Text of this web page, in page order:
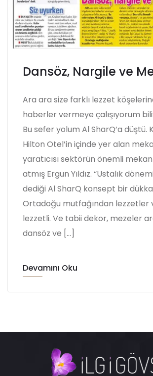
Dansöz, Nargile ve
Ara ara size farklı lezzet
haberler vermeye çalışıyorum
Bu sefer yolum Al SharQ’a düştü.
Hilton Otel’in içinde yer alan
yaratıcısı sektörün önemli
atmış Ergun Yıldız. “Ustalık
dediği Al SharQ konsept bir
Ortadoğu mutfağından lezzetler
lezzetli. Ve tabii dekor, mezeler
dansöz ve […]
Devamını Oku